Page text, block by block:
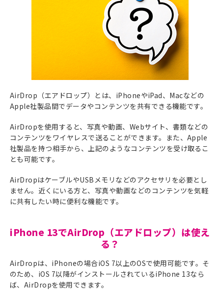
AirDrop（エアドロップ）とは、iPhoneやiPad、Macなどの
Apple社製品間でデータやコンテンツを共有できる機能です。
AirDropを使用すると、写真や動画、Webサイト、書類などの
コンテンツをワイヤレスで送ることができます。また、Apple
社製品を持つ相手から、上記のようなコンテンツを受け取るこ
とも可能です。
AirDropはケーブルやUSBメモリなどのアクセサリを必要とし
ません。近くにいる方と、写真や動画などのコンテンツを気軽
に共有したい時に便利な機能です。
iPhone 13でAirDrop（エアドロップ）は使え
る？
AirDropは、iPhoneの場合iOS 7以上のOSで使用可能です。そ
のため、iOS 7以降がインストールされているiPhone 13なら
ば、AirDropを使用できます。